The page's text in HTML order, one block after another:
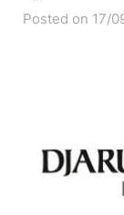
Posted on 17/